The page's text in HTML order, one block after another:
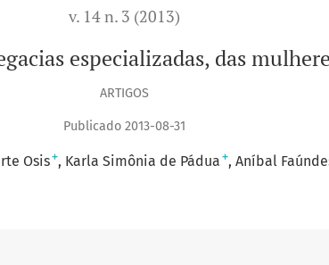
v. 14 n. 3 (2013)
especializadas, das
ARTIGOS
Publicado 2013-08-31
Osis+ Karla Simônia de Pádua + Aníbal